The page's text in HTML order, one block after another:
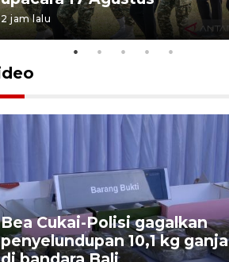
2 jam lalu
Bea Cukai-Polisi gagalkan
penyelundupan 10,1 kg ganja